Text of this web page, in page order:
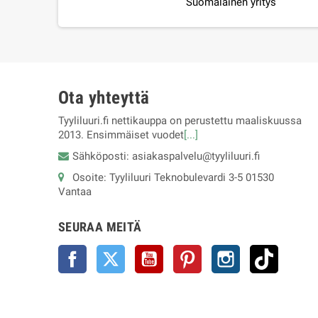
Ota yhteyttä
Tyyliluuri.fi nettikauppa on perustettu maaliskuussa
2013. Ensimmäiset vuodet[...]
Sähköposti: asiakaspalvelu@tyyliluuri.fi
Osoite: Tyyliluuri Teknobulevardi 3-5 01530
Vantaa
SEURAA MEITÄ
Facebook Twitter YouTube Pinterest Instagram